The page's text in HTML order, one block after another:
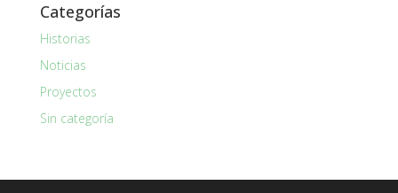
Categorías
Historias
Noticias
Proyectos
Sin categoría